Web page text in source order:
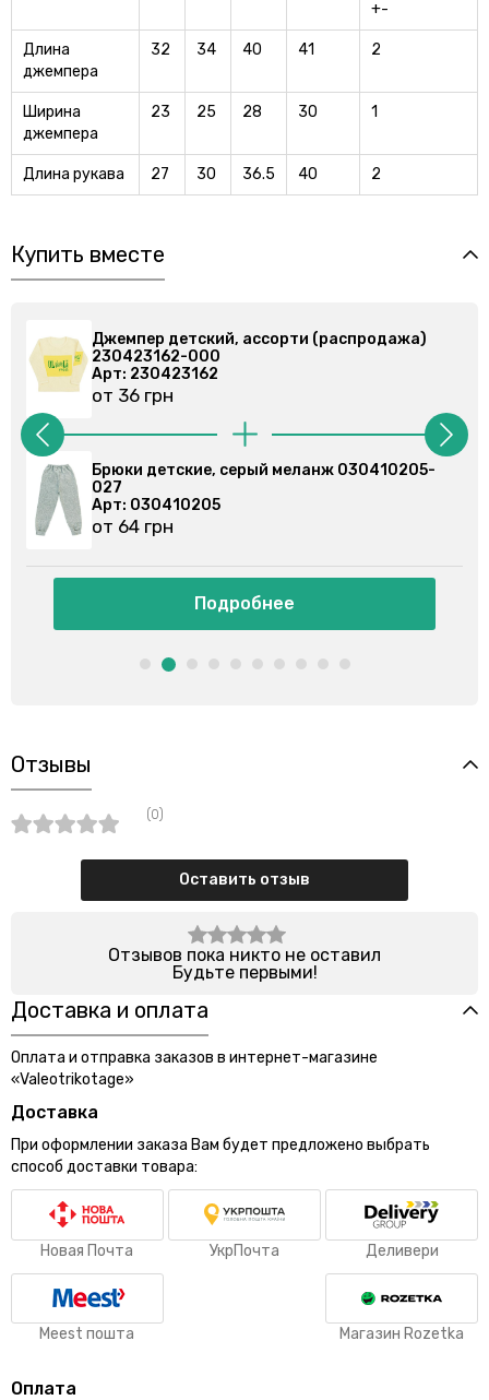
+-
Длина
джемпера
32 34 40 41 2
Ширина
джемпера
23 25 28 30 1
Длина рукава 27 30 36.5 40 2
Купить вместе
Джемпер детский, ассорти (распродажа)
230423162-000
Арт: 230423162
от 36 грн
Брюки спортивные, серые 030355201-023
Арт: 030355201
от 86 грн
Подробнее
Отзывы
(0)
Оставить отзыв
Отзывов пока никто не оставил
Будьте первыми!
Доставка и оплата
Оплата и отправка заказов в интернет-магазине
«Valeotrikotage»
Доставка
При оформлении заказа Вам будет предложено выбрать
способ доставки товара:
Новая Почта УкрПочта Деливери
Meest пошта Магазин Rozetka
Оплата